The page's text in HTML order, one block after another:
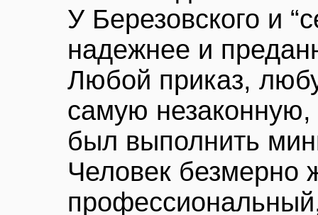
У Березовского и
надежнее и
Любой приказ,
самую
был выполнить
Человек безмерно